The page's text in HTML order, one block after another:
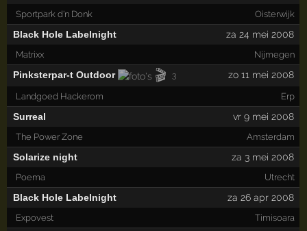
Sportpark d'n Donk Oisterwijk
Black Hole Labelnight za 24 mei 2008
Matrixx Nijmegen
Pinksterpar-t Outdoor 🎬 3 zo 11 mei 2008
Landgoed Hackerom Erp
Surreal vr 9 mei 2008
The Power Zone Amsterdam
Solarize night za 3 mei 2008
Poema Utrecht
Black Hole Labelnight za 26 apr 2008
Expovest Timisoara